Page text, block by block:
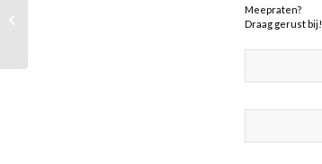
Meepraten?
Draag gerust bij!